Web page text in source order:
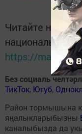
Читайте
национальном
https://max.ru/
Без социаль
ТикТок, Ютуб,
Район тормышына
яңалыкларыбызны
каналыбызда да